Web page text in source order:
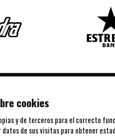
cookies
y de terceros para el correcto
de sus visitas para obtener